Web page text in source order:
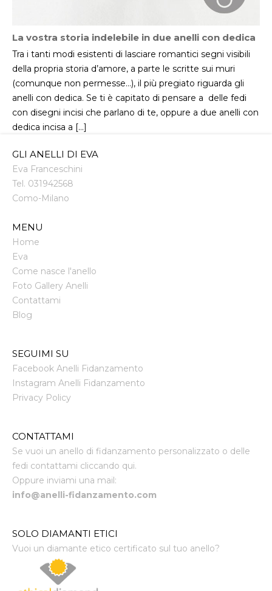
La vostra storia indelebile in due anelli con dedica
Tra i tanti modi esistenti di lasciare romantici segni visibili
della propria storia d’amore, a parte le scritte sui muri
(comunque non permesse…), il più pregiato riguarda gli
anelli con dedica. Se ti è capitato di pensare a delle fedi
con disegni incisi che parlano di te, oppure a due anelli con
dedica incisa a […]
GLI ANELLI DI EVA
Eva Franceschini
Tel. 031942568
Como-Milano
MENU
Home
Eva
Come nasce l'anello
Foto Gallery Anelli
Contattami
Blog
SEGUIMI SU
Facebook Anelli Fidanzamento
Instagram Anelli Fidanzamento
Privacy Policy
CONTATTAMI
Se vuoi un anello di fidanzamento personalizzato o delle
fedi contattami cliccando qui.
Oppure inviami una mail:
info@anelli-fidanzamento.com
SOLO DIAMANTI ETICI
Vuoi un diamante etico certificato sul tuo anello?